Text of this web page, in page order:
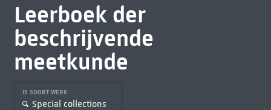
Leerboek der
beschrijvende
meetkunde
IS SOORT WERK
Special collections